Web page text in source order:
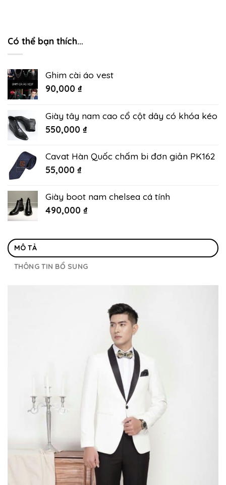
Có thể bạn thích…
Ghim cài áo vest
90,000 ₫
Giày tây nam cao cổ cột dây có khóa kéo
550,000 ₫
Cavat Hàn Quốc chấm bi đơn giản PK162
55,000 ₫
Giày boot nam chelsea cá tính
490,000 ₫
MÔ TẢ
THÔNG TIN BỔ SUNG